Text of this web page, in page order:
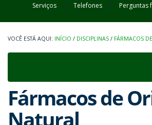
Serviços Telefones Perguntas
INÍCIO / DISCIPLINAS / FÁRMACOS
Fármacos de
Natural